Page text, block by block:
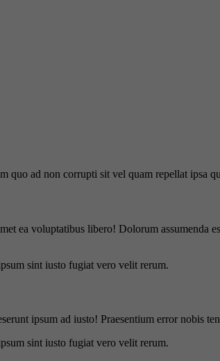
ad non corrupti sit vel quam repellat ipsa
ea voluptatibus libero! Dolorum assumenda
sint iusto fugiat vero velit rerum.
ipsum ad iusto! Praesentium error nobis
sint iusto fugiat vero velit rerum.